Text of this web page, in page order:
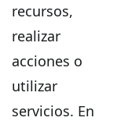
recursos,
realizar
acciones o
utilizar
servicios. En